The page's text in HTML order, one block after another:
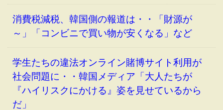
消費税減税、韓国側の報道は・・「財源が
～」「コンビニで買い物が安くなる」など
学生たちの違法オンライン賭博サイト利用が
社会問題に・・韓国メディア「大人たちが
『ハイリスクにかける』姿を見せているから
だ」